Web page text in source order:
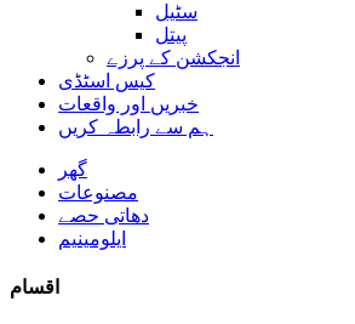
سٹیل
پیتل
انجکشن کے پرزے
کیس اسٹڈی
خبریں اور واقعات
ہم سے رابطہ کریں
گھر
مصنوعات
دھاتی حصے
ایلومینیم
اقسام